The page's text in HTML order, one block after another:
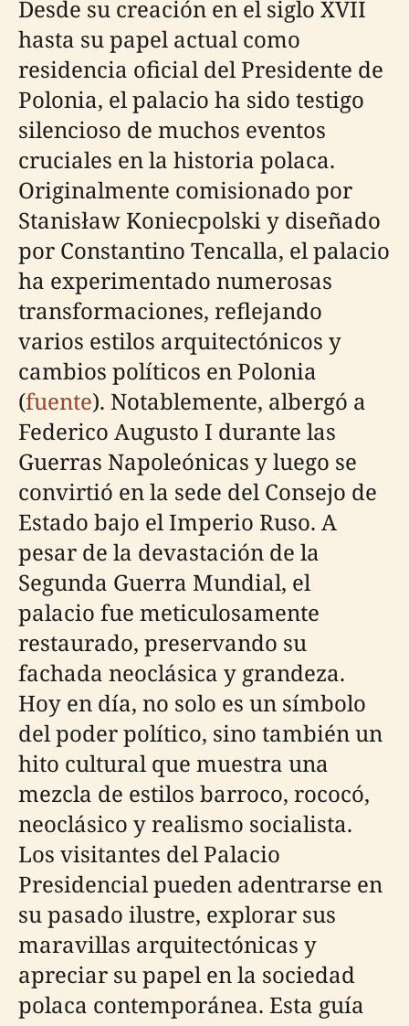
Desde su creación en el siglo XVII
hasta su papel actual como
residencia oficial del Presidente de
Polonia, el palacio ha sido testigo
silencioso de muchos eventos
cruciales en la historia polaca.
Originalmente comisionado por
Stanisław Koniecpolski y diseñado
por Constantino Tencalla, el palacio
ha experimentado numerosas
transformaciones, reflejando
varios estilos arquitectónicos y
cambios políticos en Polonia
(fuente). Notablemente, albergó a
Federico Augusto I durante las
Guerras Napoleónicas y luego se
convirtió en la sede del Consejo de
Estado bajo el Imperio Ruso. A
pesar de la devastación de la
Segunda Guerra Mundial, el
palacio fue meticulosamente
restaurado, preservando su
fachada neoclásica y grandeza.
Hoy en día, no solo es un símbolo
del poder político, sino también un
hito cultural que muestra una
mezcla de estilos barroco, rococó,
neoclásico y realismo socialista.
Los visitantes del Palacio
Presidencial pueden adentrarse en
su pasado ilustre, explorar sus
maravillas arquitectónicas y
apreciar su papel en la sociedad
polaca contemporánea. Esta guía